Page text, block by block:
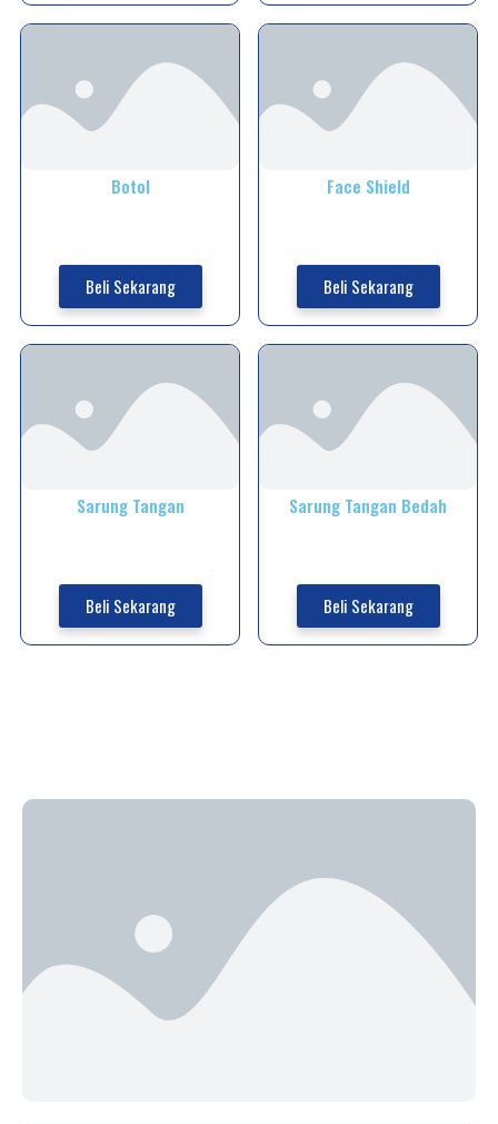
Botol
Beli Sekarang
Face Shield
Beli Sekarang
Sarung Tangan
Beli Sekarang
Sarung Tangan Bedah
Beli Sekarang